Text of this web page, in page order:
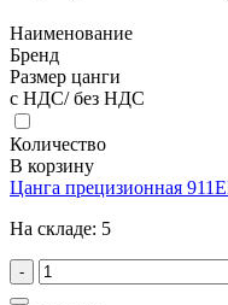
Наименование
Бренд
Размер цанги
с НДС/ без НДС
Количество
В корзину
Цанга прецизионная
На складе: 5
-